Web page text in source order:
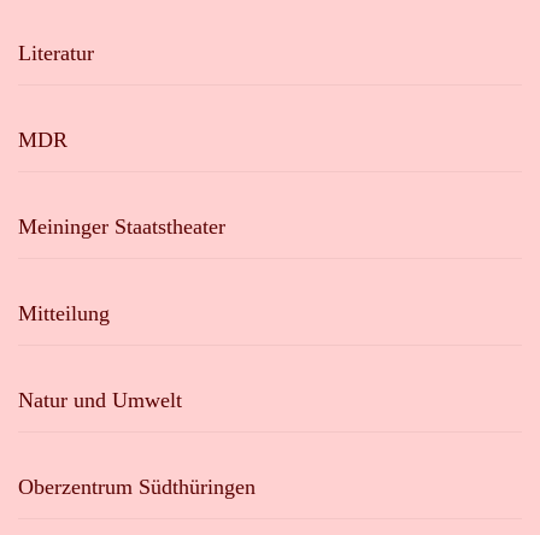
Literatur
MDR
Meininger Staatstheater
Mitteilung
Natur und Umwelt
Oberzentrum Südthüringen